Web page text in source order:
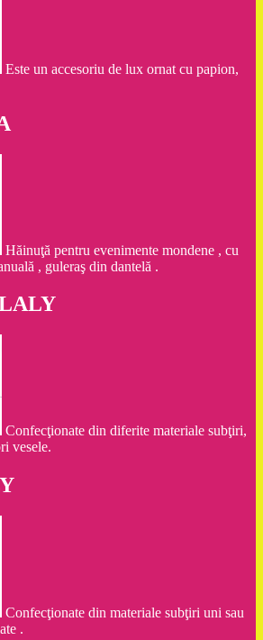
Este un accesoriu de lux ornat cu papion,
Hăinuţă pentru evenimente mondene , cu
, guleraş din dantelă .
Confecţionate din diferite materiale subţiri,
vesele.
Confecţionate din materiale subţiri uni sau
.